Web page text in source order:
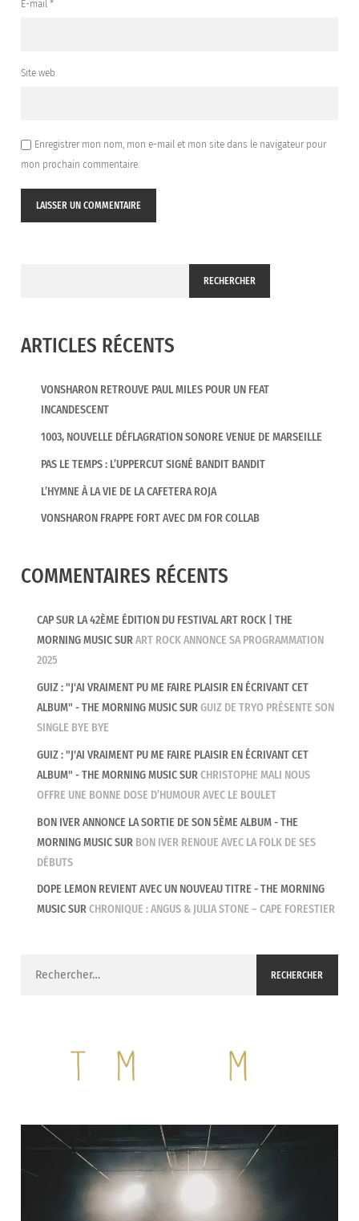
E-mail *
Site web
Enregistrer mon nom, mon e-mail et mon site dans le navigateur pour
mon prochain commentaire.
RECHERCHER
ARTICLES RÉCENTS
VONSHARON RETROUVE PAUL MILES POUR UN FEAT
INCANDESCENT
1003, NOUVELLE DÉFLAGRATION SONORE VENUE DE MARSEILLE
PAS LE TEMPS : L’UPPERCUT SIGNÉ BANDIT BANDIT
L’HYMNE À LA VIE DE LA CAFETERA ROJA
VONSHARON FRAPPE FORT AVEC DM FOR COLLAB
COMMENTAIRES RÉCENTS
CAP SUR LA 42ÈME ÉDITION DU FESTIVAL ART ROCK | THE
MORNING MUSICSURART ROCK ANNONCE SA PROGRAMMATION
2025
GUIZ : "J'AI VRAIMENT PU ME FAIRE PLAISIR EN ÉCRIVANT CET
ALBUM" - THE MORNING MUSICSURGUIZ DE TRYO PRÉSENTE SON
SINGLE BYE BYE
GUIZ : "J'AI VRAIMENT PU ME FAIRE PLAISIR EN ÉCRIVANT CET
ALBUM" - THE MORNING MUSICSURCHRISTOPHE MALI NOUS
OFFRE UNE BONNE DOSE D’HUMOUR AVEC LE BOULET
BON IVER ANNONCE LA SORTIE DE SON 5ÈME ALBUM - THE
MORNING MUSICSUR BON IVER RENOUE AVEC LA FOLK DE SES
DÉBUTS
DOPE LEMON REVIENT AVEC UN NOUVEAU TITRE - THE MORNING
MUSICSURCHRONIQUE : ANGUS & JULIA STONE – CAPE FORESTIER